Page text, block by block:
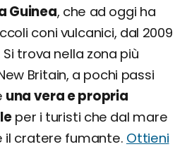
Guinea, che ad oggi ha
coni vulcanici, dal 2009
trova nella zona più
Britain, a pochi passi
una vera e propria
per i turisti che dal mare
il cratere fumante. Ottieni